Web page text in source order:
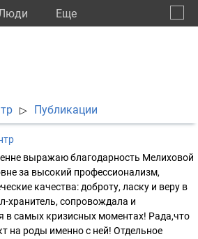
Eще
▷ Публикации
выражаю благодарность Мелиховой
за высокий профессионализм,
качества: доброту, ласку и веру в
хранитель, сопровождала и
в самых кризисных моментах! Рада,что
на роды именно с ней! Отдельное